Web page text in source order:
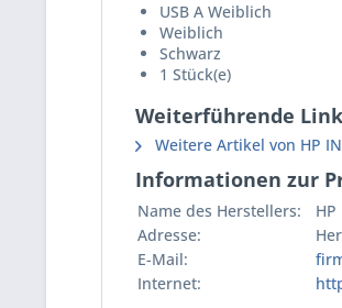
USB A Weiblich
Weiblich
Schwarz
1 Stück(e)
Weiterführende
Weitere Artikel von HP
Informationen zur
Name des Herstellers:
Adresse:
E-Mail:
Internet: